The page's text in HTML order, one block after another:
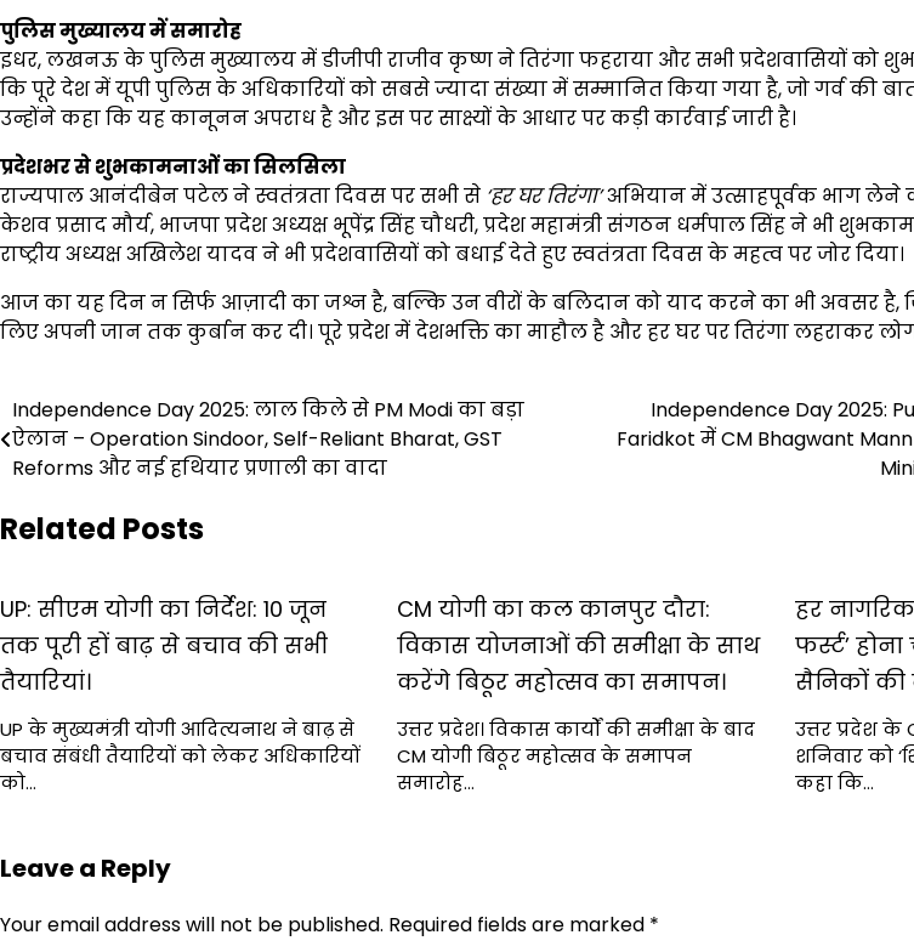
पुलिस मुख्यालय में समारोह
इधर, लखनऊ के पुलिस मुख्यालय में डीजीपी राजीव कृष्ण ने तिरंगा फहराया और सभी प्रदेशवासियों को
कि पूरे देश में यूपी पुलिस के अधिकारियों को सबसे ज्यादा संख्या में सम्मानित किया गया है, जो गर्व की बात
उन्होंने कहा कि यह कानूनन अपराध है और इस पर साक्ष्यों के आधार पर कड़ी कार्रवाई जारी है।
प्रदेशभर से शुभकामनाओं का सिलसिला
राज्यपाल आनंदीबेन पटेल ने स्वतंत्रता दिवस पर सभी से ‘हर घर तिरंगा’अभियान में उत्साहपूर्वक भाग लेने
केशव प्रसाद मौर्य, भाजपा प्रदेश अध्यक्ष भूपेंद्र सिंह चौधरी, प्रदेश महामंत्री संगठन धर्मपाल सिंह ने भी
राष्ट्रीय अध्यक्ष अखिलेश यादव ने भी प्रदेशवासियों को बधाई देते हुए स्वतंत्रता दिवस के महत्व पर जोर दिया।
आज का यह दिन न सिर्फ आज़ादी का जश्न है, बल्कि उन वीरों के बलिदान को याद करने का भी अवसर है,
लिए अपनी जान तक कुर्बान कर दी। पूरे प्रदेश में देशभक्ति का माहौल है और हर घर पर तिरंगा लहराकर
Post
navigation
Independence Day 2025: लाल किले से PM Modi का बड़ा
ऐलान – Operation Sindoor, Self-Reliant Bharat, GST
Reforms और नई हथियार प्रणाली का वादा
Independence Day 2025:
Faridkot में CM Bhagwant
Related Posts
UP: सीएम योगी का निर्देश: 10 जून
तक पूरी हों बाढ़ से बचाव की सभी
तैयारियां।
UP के मुख्यमंत्री योगी आदित्यनाथ ने बाढ़ से
बचाव संबंधी तैयारियों को लेकर अधिकारियों
को…
CM योगी का कल कानपुर दौरा:
विकास योजनाओं की समीक्षा के साथ
करेंगे बिठूर महोत्सव का समापन।
उत्तर प्रदेश। विकास कार्यों की समीक्षा के बाद
CM योगी बिठूर महोत्सव के समापन
समारोह…
हर
फर्स्ट’
सैनिकों की
उत्तर प्रदेश के
शनिवार को
कहा कि…
Leave a Reply
Your email address will not be published. Required fields are marked *